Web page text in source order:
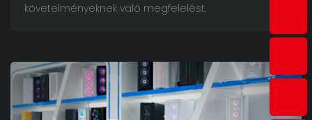
követelményeknek való megfelelést.